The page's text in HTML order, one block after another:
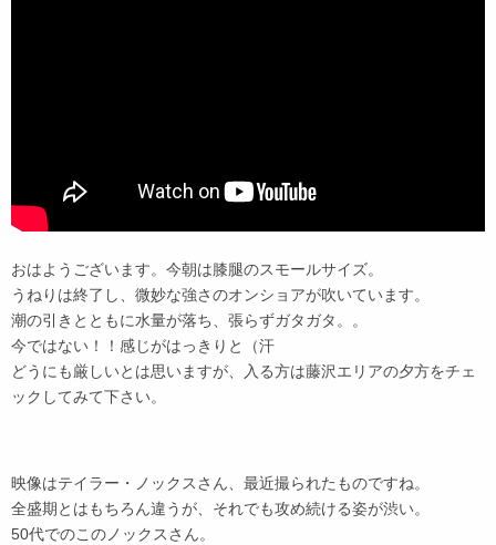
おはようございます。今朝は膝腿のスモールサイズ。
うねりは終了し、微妙な強さのオンショアが吹いています。
潮の引きとともに水量が落ち、張らずガタガタ。。
今ではない！！感じがはっきりと（汗
どうにも厳しいとは思いますが、入る方は藤沢エリアの夕方をチェ
ックしてみて下さい。
映像はテイラー・ノックスさん、最近撮られたものですね。
全盛期とはもちろん違うが、それでも攻め続ける姿が渋い。
50代でのこのノックスさん。